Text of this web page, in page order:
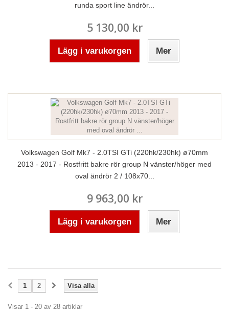
runda sport line ändrör...
5 130,00 kr
Lägg i varukorgen Mer
Volkswagen Golf Mk7 - 2.0TSI GTi (220hk/230hk) ø70mm
2013 - 2017 - Rostfritt bakre rör group N vänster/höger med
oval ändrör 2 / 108x70...
9 963,00 kr
Lägg i varukorgen Mer
Visa alla
1 2
Visar 1 - 20 av 28 artiklar